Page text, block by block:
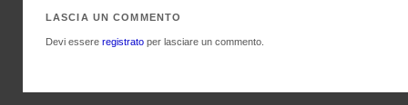
LASCIA UN COMMENTO
Devi essere registrato per lasciare un commento.